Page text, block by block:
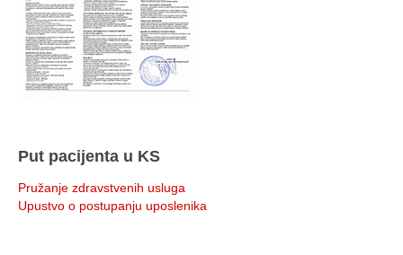
Put pacijenta u KS
Pružanje zdravstvenih usluga
Upustvo o postupanju uposlenika